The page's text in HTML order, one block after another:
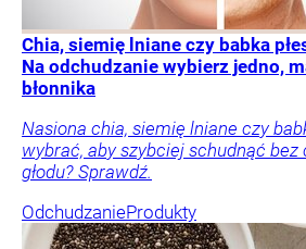
Chia, siemię lniane czy babka
Na odchudzanie wybierz jedno,
błonnika
Nasiona chia, siemię lniane czy
wybrać, aby szybciej schudnąć bez
głodu? Sprawdź.
OdchudzanieProdukty